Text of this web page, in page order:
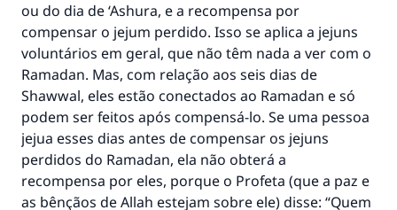
ou do dia de ‘Ashura, e a recompensa por
compensar o jejum perdido. Isso se aplica a jejuns
voluntários em geral, que não têm nada a ver com o
Ramadan. Mas, com relação aos seis dias de
Shawwal, eles estão conectados ao Ramadan e só
podem ser feitos após compensá-lo. Se uma pessoa
jejua esses dias antes de compensar os jejuns
perdidos do Ramadan, ela não obterá a
recompensa por eles, porque o Profeta (que a paz e
as bênçãos de Allah estejam sobre ele) disse: “Quem
(MUSLIM, 1893)
CONTRIBUIR